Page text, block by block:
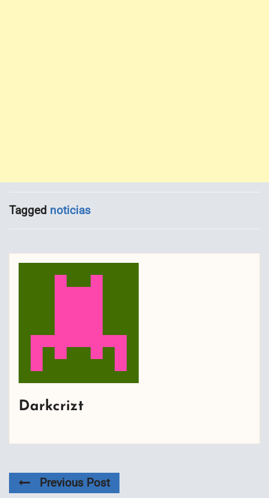
Tagged noticias
Darkcrizt
Previous Post